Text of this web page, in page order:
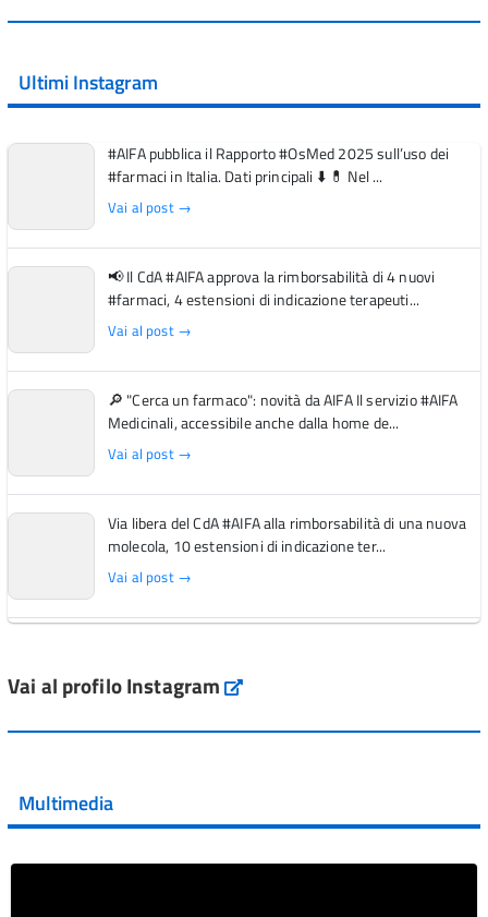
Ultimi Instagram
#AIFA pubblica il Rapporto #OsMed 2025 sull’uso dei
#farmaci in Italia. Dati principali ⬇️ 💊 Nel ...
Vai al post →
📢 Il CdA #AIFA approva la rimborsabilità di 4 nuovi
#farmaci, 4 estensioni di indicazione terapeuti...
Vai al post →
🔎 "Cerca un farmaco": novità da AIFA Il servizio #AIFA
Medicinali, accessibile anche dalla home de...
Vai al post →
Via libera del CdA #AIFA alla rimborsabilità di una nuova
molecola, 10 estensioni di indicazione ter...
Vai al post →
Vai al post →
Vai al post →
Vai al profilo Instagram Instagram
Multimedia